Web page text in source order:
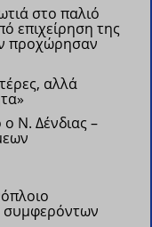
στο παλιό
επιχείρηση της
προχώρησαν
αλλά
ο Ν. Δένδιας –
συμφερόντων